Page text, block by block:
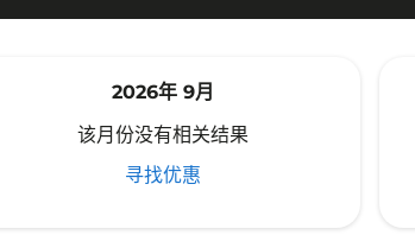
2026年 9月
该月份没有相关结果
寻找优惠